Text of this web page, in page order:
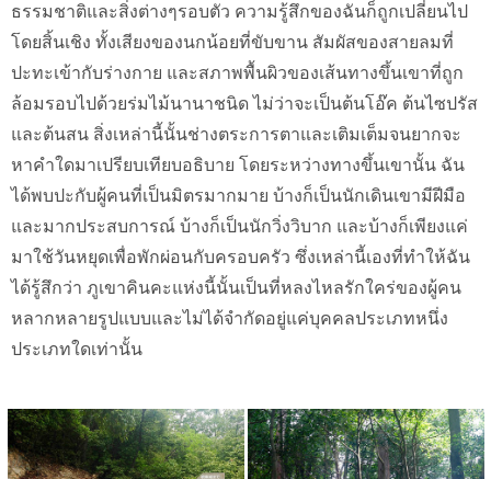
ธรรมชาติและสิ่งต่างๆรอบตัว ความรู้สึกของฉันก็ถูกเปลี่ยนไป
โดยสิ้นเชิง ทั้งเสียงของนกน้อยที่ขับขาน สัมผัสของสายลมที่
ปะทะเข้ากับร่างกาย และสภาพพื้นผิวของเส้นทางขึ้นเขาที่ถูก
ล้อมรอบไปด้วยร่มไม้นานาชนิด ไม่ว่าจะเป็นต้นโอ๊ค ต้นไซปรัส
และต้นสน สิ่งเหล่านี้นั้นช่างตระการตาและเติมเต็มจนยากจะ
หาคำใดมาเปรียบเทียบอธิบาย โดยระหว่างทางขึ้นเขานั้น ฉัน
ได้พบปะกับผู้คนที่เป็นมิตรมากมาย บ้างก็เป็นนักเดินเขามีฝีมือ
และมากประสบการณ์ บ้างก็เป็นนักวิ่งวิบาก และบ้างก็เพียงแค่
มาใช้วันหยุดเพื่อพักผ่อนกับครอบครัว ซึ่งเหล่านี้เองที่ทำให้ฉัน
ได้รู้สึกว่า ภูเขาคินคะแห่งนี้นั้นเป็นที่หลงไหลรักใคร่ของผู้คน
หลากหลายรูปแบบและไม่ได้จำกัดอยู่แค่บุคคลประเภทหนึ่ง
ประเภทใดเท่านั้น